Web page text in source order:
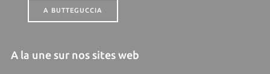
A BUTTEGUCCIA
A la une sur nos sites web